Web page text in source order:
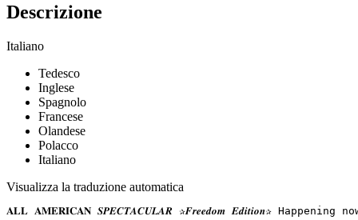
Descrizione
Italiano
Tedesco
Inglese
Spagnolo
Francese
Olandese
Polacco
Italiano
Visualizza la traduzione automatica
𝐀𝐋𝐋 𝐀𝐌𝐄𝐑𝐈𝐂𝐀𝐍 𝑺𝑷𝑬𝑪𝑻𝑨𝑪𝑼𝑳𝑨𝑹 ✰𝑭𝒓𝒆𝒆𝒅𝒐𝒎 𝑬𝒅𝒊𝒕𝒊𝒐𝒏✰